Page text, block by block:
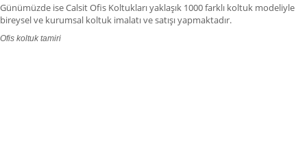
Günümüzde ise Calsit Ofis Koltukları yaklaşık 1000 farklı koltuk modeliyle
bireysel ve kurumsal koltuk imalatı ve satışı yapmaktadır.
Ofis koltuk tamiri